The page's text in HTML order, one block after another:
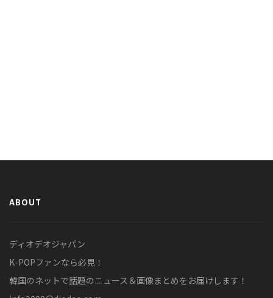
ABOUT
ディオデオジャパン
K-POPファンなら必見！
韓国のネットで話題のニュース＆画像まとめをお届けします！